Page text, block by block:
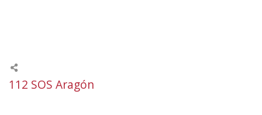
112 SOS Aragón